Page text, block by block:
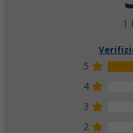
1
5
4
3
2